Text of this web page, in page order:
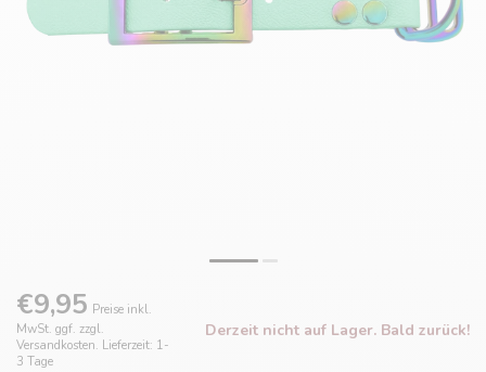
€9,95 Preise inkl.
MwSt. ggf. zzgl.
Versandkosten. Lieferzeit: 1-
3 Tage
Derzeit nicht auf Lager. Bald zurück!